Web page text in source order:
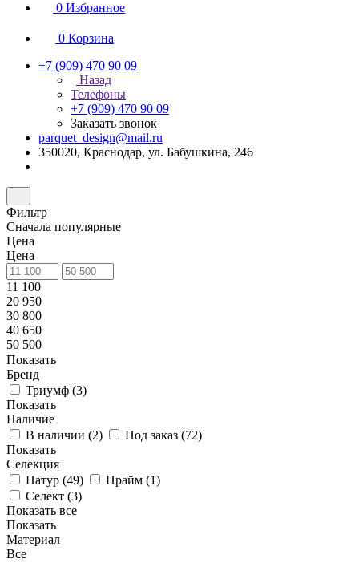
0 Избранное
0 Корзина
+7 (909) 470 90 09
Назад
Телефоны
+7 (909) 470 90 09
Заказать звонок
parquet_design@mail.ru
350020, Краснодар, ул. Бабушкина, 246
Фильтр
Сначала популярные
Цена
Цена
11 100
20 950
30 800
40 650
50 500
Показать
Бренд
Триумф (3)
Показать
Наличие
В наличии (2) Под заказ (72)
Показать
Селекция
Натур (49) Прайм (1)
Селект (3)
Показать все
Показать
Материал
Все